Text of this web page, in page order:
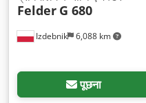
Izdebnik 6,088 km
Felder G 680
पूछना